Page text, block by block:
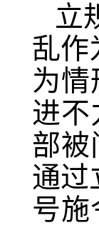
立
乱作
为
进不
部被
通过
号施